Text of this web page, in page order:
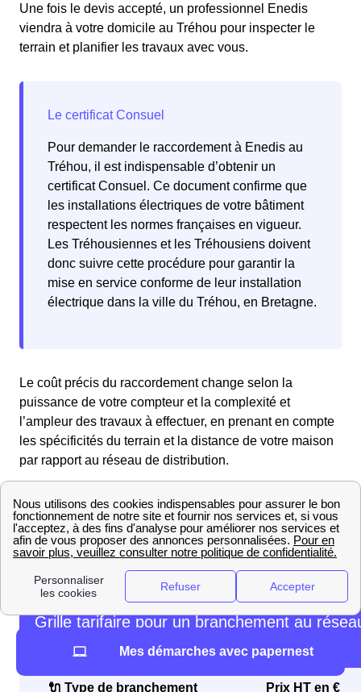
Une fois le devis accepté, un professionnel Enedis
viendra à votre domicile au Tréhou pour inspecter le
terrain et planifier les travaux avec vous.
Pour demander le raccordement à Enedis au
Tréhou, il est indispensable d’obtenir un
certificat Consuel. Ce document confirme que
les installations électriques de votre bâtiment
respectent les normes françaises en vigueur.
Les Tréhousiennes et les Tréhousiens doivent
donc suivre cette procédure pour garantir la
mise en service conforme de leur installation
électrique dans la ville du Tréhou, en Bretagne.
Le coût précis du raccordement change selon la
puissance de votre compteur et la complexité et
l’ampleur des travaux à effectuer, en prenant en compte
les spécificités du terrain et la distance de votre maison
par rapport au réseau de distribution.
barème tarifaire pour les raccordements. Consultez les
tarifs dans le tableau ci-dessous pour savoir combien va
coûter le raccordement de votre maison au Tréhou
(29450) :
Grille tarifaire pour un branchement au
électrique par Enedis inf. 36kVA
🔌 Type de branchement Prix HT en €
Mes démarches avec papernest